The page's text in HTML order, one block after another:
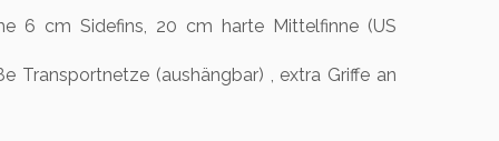
6 cm Sidefins, 20 cm harte Mittelfinne (US
Transportnetze (aushängbar) , extra Griffe an